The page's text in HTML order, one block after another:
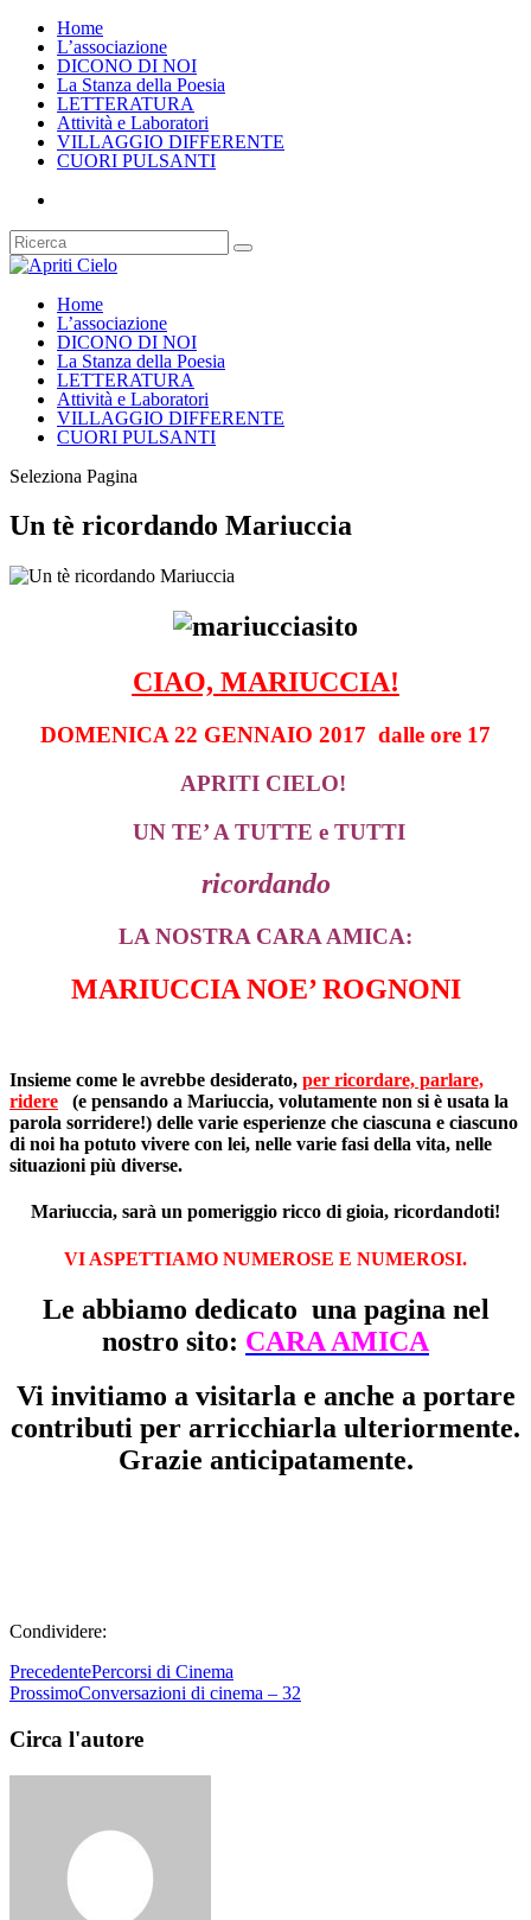
Home
L’associazione
DICONO DI NOI
La Stanza della Poesia
LETTERATURA
Attività e Laboratori
VILLAGGIO DIFFERENTE
CUORI PULSANTI
Home
L’associazione
DICONO DI NOI
La Stanza della Poesia
LETTERATURA
Attività e Laboratori
VILLAGGIO DIFFERENTE
CUORI PULSANTI
Seleziona Pagina
Un tè ricordando Mariuccia
CIAO, MARIUCCIA!
DOMENICA 22 GENNAIO 2017 dalle ore 17
APRITI CIELO!
UN TE’ A TUTTE e TUTTI
ricordando
LA NOSTRA CARA AMICA:
MARIUCCIA NOE’ ROGNONI
Insieme come le avrebbe desiderato, per ricordare, parlare,
ridere (e pensando a Mariuccia, volutamente non si è usata la
parola sorridere!) delle varie esperienze che ciascuna e ciascuno
di noi ha potuto vivere con lei, nelle varie fasi della vita, nelle
situazioni più diverse.
Mariuccia, sarà un pomeriggio ricco di gioia, ricordandoti!
VI ASPETTIAMO NUMEROSE E NUMEROSI.
Le abbiamo dedicato una pagina nel
nostro sito: CARA AMICA
Vi invitiamo a visitarla e anche a portare
contributi per arricchiarla ulteriormente.
Grazie anticipatamente.
Condividere:
PrecedentePercorsi di Cinema
ProssimoConversazioni di cinema – 32
Circa l'autore